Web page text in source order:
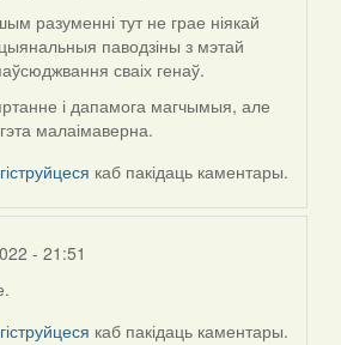
разуменні тут не грае ніякай
паводзіны з мэтай
сваіх генаў.
і дапамога магчымыя, але
малаімаверна.
каб пакідаць каментары.
- 21:51
каб пакідаць каментары.